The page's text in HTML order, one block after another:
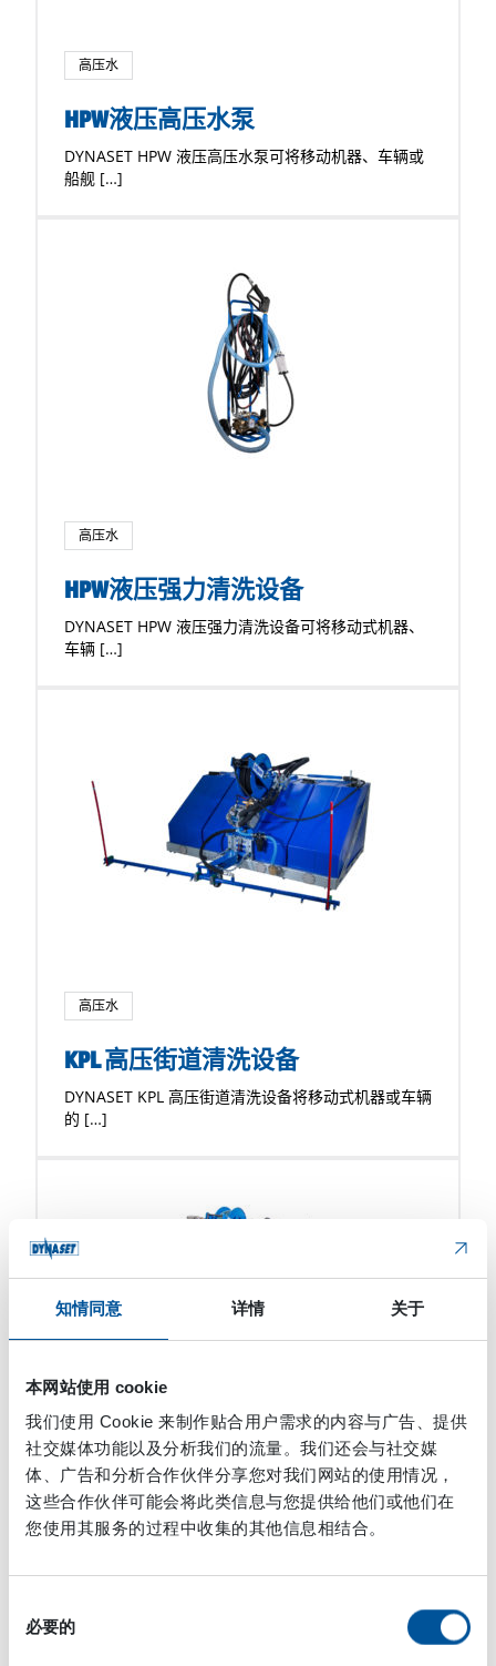
知情同意 详情 关于
本网站使用 cookie
我们使用 Cookie 来制作贴合用户需求的内容与广告、提供
社交媒体功能以及分析我们的流量。我们还会与社交媒
体、广告和分析合作伙伴分享您对我们网站的使用情况，
这些合作伙伴可能会将此类信息与您提供给他们或他们在
您使用其服务的过程中收集的其他信息相结合。
必要的
高压水
HPW液压高压水泵
DYNASET HPW 液压高压水泵可将移动机器、车辆或
船舰 […]
高压水
HPW液压强力清洗设备
DYNASET HPW 液压强力清洗设备可将移动式机器、
车辆 […]
高压水
KPL 高压街道清洗设备
DYNASET KPL 高压街道清洗设备将移动式机器或车辆
的 […]
高压水
KPL-WEED除草装置
DYNASET KPL-WEED除草装置可将移动式机器、车辆